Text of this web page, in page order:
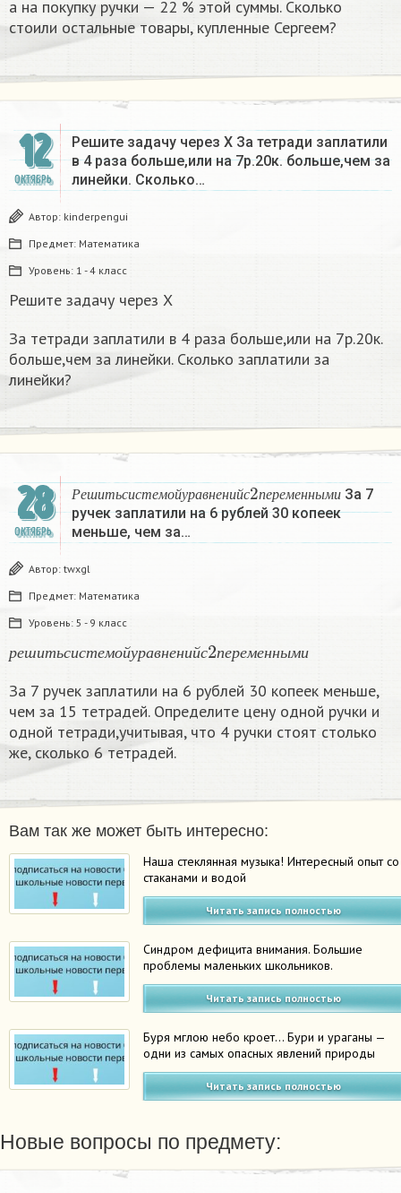
а на покупку ручки — 22 % этой суммы. Сколько
стоили остальные товары, купленные Сергеем?
12
ОКТЯБРЬ
Решите задачу через Х За тетради заплатили
в 4 раза больше,или на 7р.20к. больше,чем за
линейки. Сколько…
Автор: kinderpengui
Предмет: Математика
Уровень: 1 - 4 класс
Решите задачу через Х
За тетради заплатили в 4 раза больше,или на 7р.20к.
больше,чем за линейки. Сколько заплатили за
линейки?
28
ОКТЯБРЬ
Р е ш и т ьс и с т емо й у р а в н е н и й с пе р еме н н ыми
Решить системойу ра в ненийс2перем енн
За 7
ручек заплатили на 6 рублей 30 копеек
меньше, чем за…
Автор: twxgl
Предмет: Математика
Уровень: 5 - 9 класс
р е ш и т ьс и с т ем о й у р а в н е н и й с переменным и
н
За 7 ручек заплатили на 6 рублей 30 копеек меньше,
чем за 15 тетрадей. Определите цену одной ручки и
одной тетради,учитывая, что 4 ручки стоят столько
же, сколько 6 тетрадей.
Вам так же может быть интересно:
Наша стеклянная музыка! Интересный опыт со
стаканами и водой
Читать запись полностью
Синдром дефицита внимания. Большие
проблемы маленьких школьников.
Читать запись полностью
Буря мглою небо кроет… Бури и ураганы —
одни из самых опасных явлений природы
Читать запись полностью
Новые вопросы по предмету: